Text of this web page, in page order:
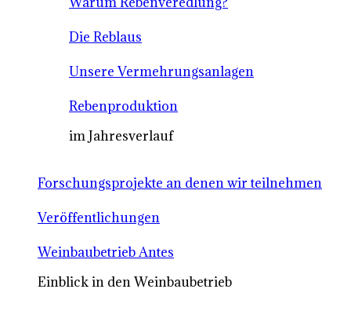
Die Reblaus
Unsere Vermehrungsanlagen
Rebenproduktion
im Jahresverlauf
Forschungsprojekte an denen wir teilnehmen
Veröffentlichungen
Weinbaubetrieb Antes
Einblick in den Weinbaubetrieb